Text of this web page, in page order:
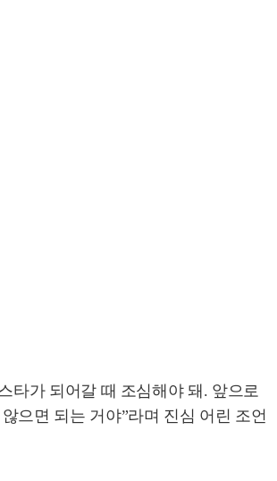
타가 되어갈 때 조심해야 돼. 앞으로
으면 되는 거야”라며 진심 어린 조언